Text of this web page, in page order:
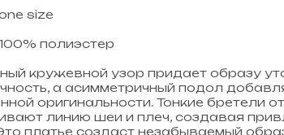
size
полиэстер
кружевной узор придает образу
а асимметричный подол
оригинальности. Тонкие бретели
линию шеи и плеч, создавая
платье создаст незабываемый